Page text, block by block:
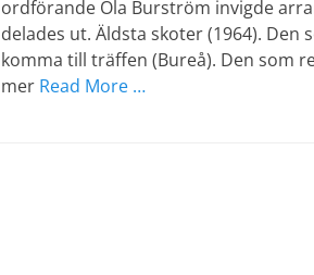
ordförande Ola Burström invigde
delades ut. Äldsta skoter (1964).
komma till träffen (Bureå). Den som
mer Read More …